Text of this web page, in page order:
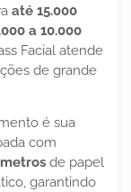
até 15.000
a 10.000
Facial atende
de grande
é sua
com
de papel
garantindo